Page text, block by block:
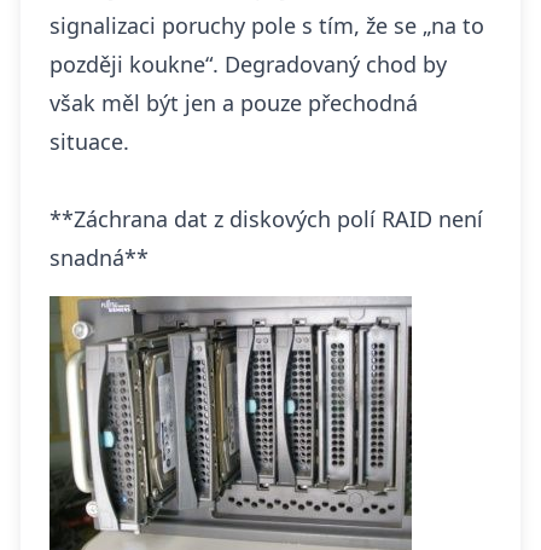
signalizaci poruchy pole s tím, že se „na to
později koukne“. Degradovaný chod by
však měl být jen a pouze přechodná
situace.
**Záchrana dat z diskových polí RAID není
snadná**